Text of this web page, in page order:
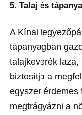
5. Talaj és
A Kínai
tápanyagban
talajkeverék laza,
biztosítja a
egyszer érdemes
megtrágyázni a